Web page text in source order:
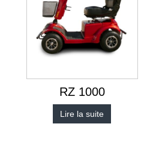
RZ 1000
Lire la suite